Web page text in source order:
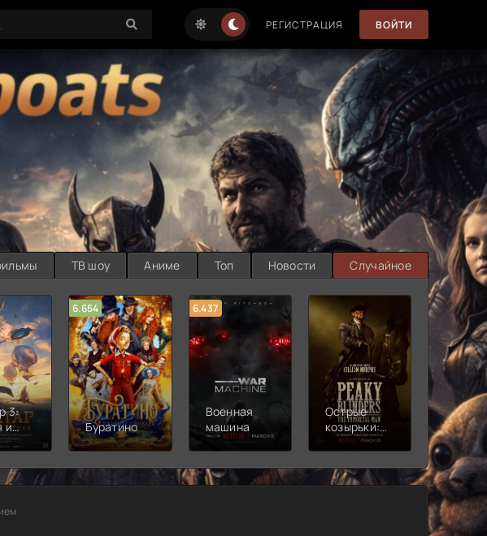
РЕГИСТРАЦИЯ ВОЙТИ
ТВ шоу Аниме Топ Новости Случайное
3:
и
6.654
Буратино
6.437
Военная
машина
Острые
козырьки:
Бессмертный
7.187
2